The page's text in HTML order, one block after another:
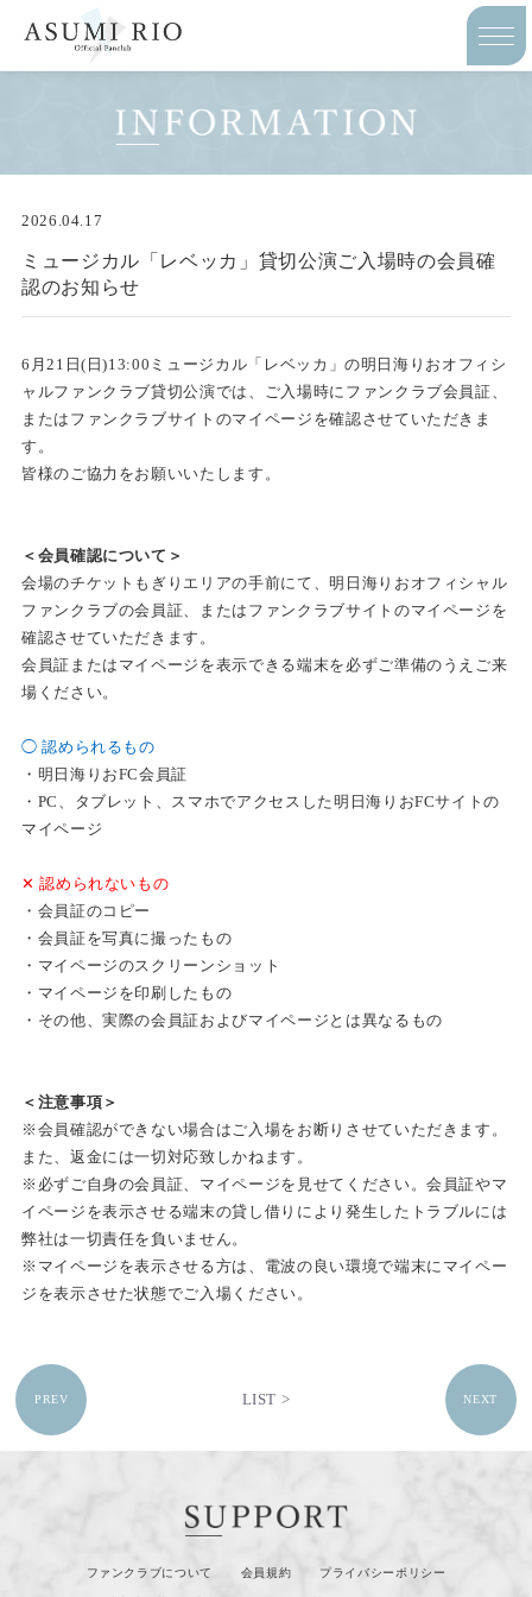
2026.04.17
ミュージカル「レベッカ」貸切公演ご入場時の会員確
認のお知らせ
6月21日(日)13:00ミュージカル「レベッカ」の明日海りおオフィシ
ャルファンクラブ貸切公演では、ご入場時にファンクラブ会員証、
またはファンクラブサイトのマイページを確認させていただきま
す。
皆様のご協力をお願いいたします。
＜会員確認について＞
会場のチケットもぎりエリアの手前にて、明日海りおオフィシャル
ファンクラブの会員証、またはファンクラブサイトのマイページを
確認させていただきます。
会員証またはマイページを表示できる端末を必ずご準備のうえご来
場ください。
◯ 認められるもの
・明日海りおFC会員証
・PC、タブレット、スマホでアクセスした明日海りおFCサイトの
マイページ
✕ 認められないもの
・会員証のコピー
・会員証を写真に撮ったもの
・マイページのスクリーンショット
・マイページを印刷したもの
・その他、実際の会員証およびマイページとは異なるもの
＜注意事項＞
※会員確認ができない場合はご入場をお断りさせていただきます。
また、返金には一切対応致しかねます。
※必ずご自身の会員証、マイページを見せてください。会員証やマ
イページを表示させる端末の貸し借りにより発生したトラブルには
弊社は一切責任を負いません。
※マイページを表示させる方は、電波の良い環境で端末にマイペー
ジを表示させた状態でご入場ください。
PREV LIST > NEXT
ファンクラブについて 会員規約 プライバシーポリシー